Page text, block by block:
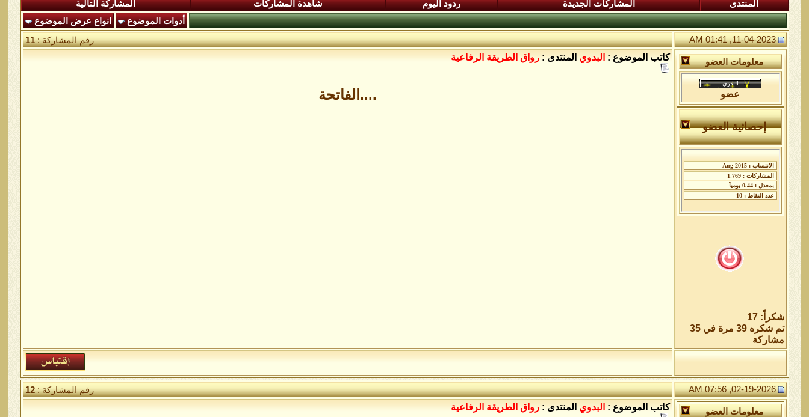
المنتدى المشاركات الجديدة ردود اليوم شاهدة المشاركات
المشاركة التالية
أدوات الموضوع
انواع عرض الموضوع
11-04-2023, 01:41 AM
رقم المشاركة :11
معلومات العضو
عضو
إحصائية العضو
شكراً: 17
تم شكره 39 مرة في 35
مشاركة
كاتب الموضوع : البدوي المنتدى : رواق الطريقة الرفاعية
....الفاتحة
02-19-2026, 07:56 AM رقم المشاركة :12
معلومات العضو كاتب الموضوع : البدوي المنتدى : رواق الطريقة الرفاعية